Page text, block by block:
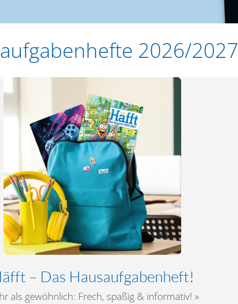
2026/2027
– Das Hausaufgabenheft!
als gewöhnlich: Frech, spaßig & informativ! »